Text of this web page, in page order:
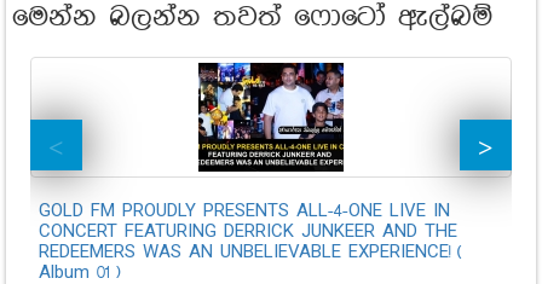
මෙන්න බලන්න තවත් ෆොටෝ ඇල්බම්
GOLD FM PROUDLY PRESENTS ALL-4-ONE LIVE IN
CONCERT FEATURING DERRICK JUNKEER AND THE
REDEEMERS WAS AN UNBELIEVABLE EXPERIENCE! (
Album 01 )